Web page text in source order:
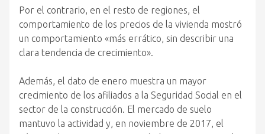
Por el contrario, en el resto de regiones, el
comportamiento de los precios de la vivienda mostró
un comportamiento «más errático, sin describir una
clara tendencia de crecimiento».
Además, el dato de enero muestra un mayor
crecimiento de los afiliados a la Seguridad Social en el
sector de la construcción. El mercado de suelo
mantuvo la actividad y, en noviembre de 2017, el